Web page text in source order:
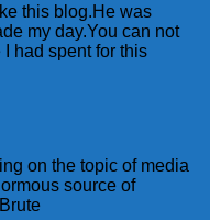
this blog.He was
my day.You can not
had spent for this
on the topic of media
source of